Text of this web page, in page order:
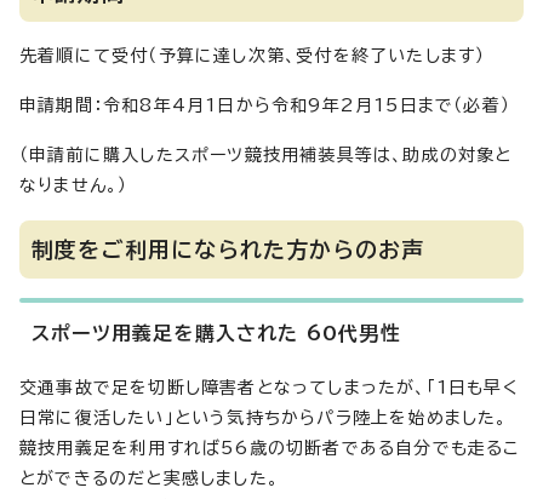
先着順にて受付（予算に達し次第、受付を終了いたします）
申請期間：令和8年4月1日から令和9年2月15日まで（必着）
（申請前に購入したスポーツ競技用補装具等は、助成の対象と
なりません。）
制度をご利用になられた方からのお声
スポーツ用義足を購入された 60代男性
交通事故で足を切断し障害者となってしまったが、「1日も早く
日常に復活したい」という気持ちからパラ陸上を始めました。
競技用義足を利用すれば56歳の切断者である自分でも走るこ
とができるのだと実感しました。